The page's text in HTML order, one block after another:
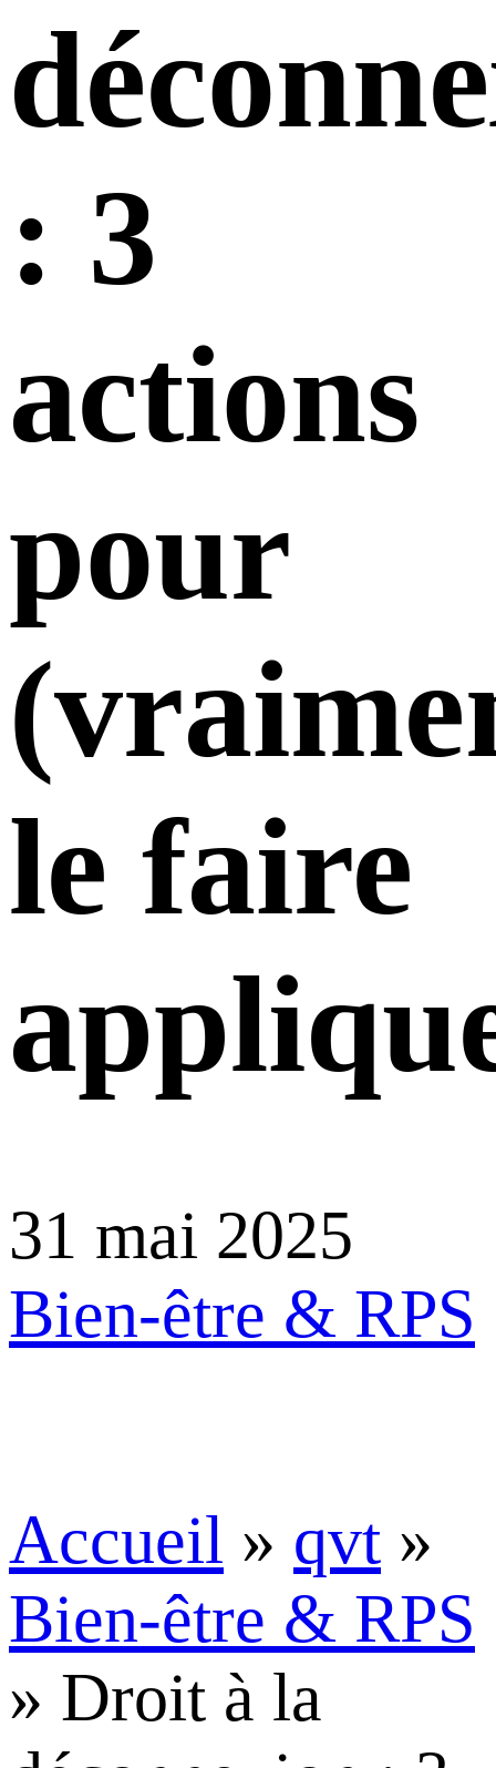
: 3
actions
pour
le faire
31 mai 2025
Bien-être & RPS
Accueil » qvt »
Bien-être & RPS
» Droit à la